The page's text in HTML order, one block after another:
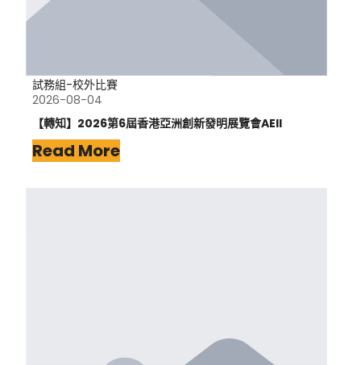
試務組-校外比賽
2026-08-04
【轉知】2026第6屆香港亞洲創新發明展覽會AEII
Read More